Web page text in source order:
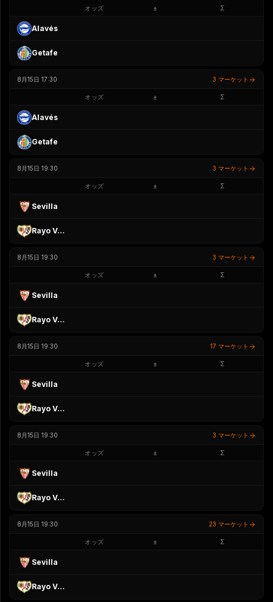
オッズ ± Σ
Alavés
Getafe
8月15日 17:30 3 マーケット
オッズ ± Σ
Alavés
Getafe
8月15日 19:30 3 マーケット
オッズ ± Σ
Sevilla
Rayo Vallecano
8月15日 19:30 3 マーケット
オッズ ± Σ
Sevilla
Rayo Vallecano
8月15日 19:30 17 マーケット
オッズ ± Σ
Sevilla
Rayo Vallecano
8月15日 19:30 3 マーケット
オッズ ± Σ
Sevilla
Rayo Vallecano
8月15日 19:30 23 マーケット
オッズ ± Σ
Sevilla
Rayo Vallecano